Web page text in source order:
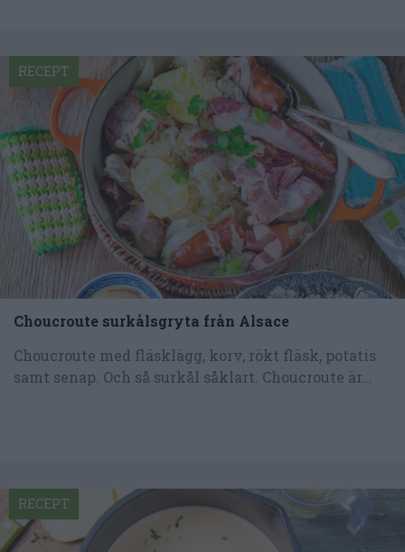
Choucroute surkålsgryta från Alsace
Choucroute med fläsklägg, korv, rökt fläsk, potatis
samt senap. Och så surkål såklart. Choucroute är...
RECEPT
RECEPT